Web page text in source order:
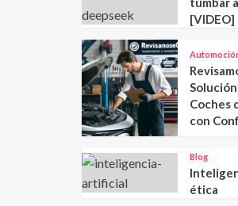
[VIDEO]
Coches
con
Blog
ética